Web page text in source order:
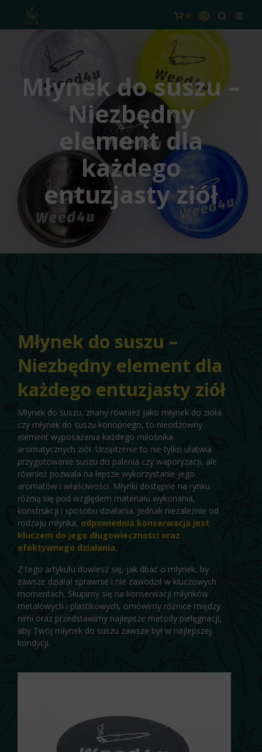
0
Młynek do suszu –
Niezbędny
element dla
każdego
entuzjasty ziół
Młynek do suszu –
Niezbędny element dla
każdego entuzjasty ziół
Młynek do suszu, znany również jako młynek do zioła
czy młynek do suszu konopnego, to nieodzowny
element wyposażenia każdego miłośnika
aromatycznych ziół. Urządzenie to nie tylko ułatwia
przygotowanie suszu do palenia czy waporyzacji, ale
również pozwala na lepsze wykorzystanie jego
aromatów i właściwości. Młynki dostępne na rynku
różnią się pod względem materiału wykonania,
konstrukcji i sposobu działania. Jednak niezależnie od
rodzaju młynka, odpowiednia konserwacja jest
kluczem do jego długowieczności oraz
efektywnego działania.
Z tego artykułu dowiesz się, jak dbać o młynek, by
zawsze działał sprawnie i nie zawodził w kluczowych
momentach. Skupimy się na konserwacji młynków
metalowych i plastikowych, omówimy różnice między
nimi oraz przedstawimy najlepsze metody pielęgnacji,
aby Twój młynek do suszu zawsze był w najlepszej
kondycji.